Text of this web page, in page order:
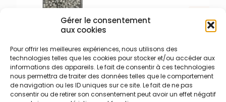
Gérer le consentement
aux cookies
Pour offrir les meilleures expériences, nous utilisons des
technologies telles que les cookies pour stocker et/ou accéder aux
informations des appareils. Le fait de consentir à ces technologies
nous permettra de traiter des données telles que le comportement
de navigation ou les ID uniques sur ce site. Le fait de ne pas
consentir ou de retirer son consentement peut avoir un effet négatif
007-004-030 – Capsules
étain solides 5 x 9 light
Capsules plissées pour
solides en étain 5 x 9 mm
« light » (~ 0,026 g – 0,15 ml)